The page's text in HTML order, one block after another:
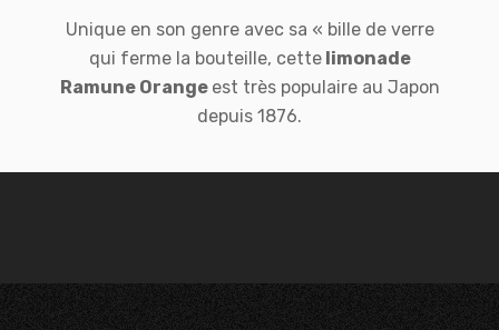
Unique en son genre avec sa « bille de verre
qui ferme la bouteille, cettelimonade
Ramune Orange est très populaire au Japon
depuis 1876.